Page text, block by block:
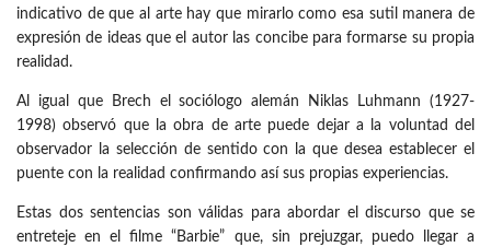
indicativo de que al arte hay que mirarlo como esa sutil manera de
expresión de ideas que el autor las concibe para formarse su propia
realidad.
Al igual que Brech el sociólogo alemán Niklas Luhmann (1927-
1998) observó que la obra de arte puede dejar a la voluntad del
observador la selección de sentido con la que desea establecer el
puente con la realidad confirmando así sus propias experiencias.
Estas dos sentencias son válidas para abordar el discurso que se
entreteje en el filme “Barbie” que, sin prejuzgar, puedo llegar a